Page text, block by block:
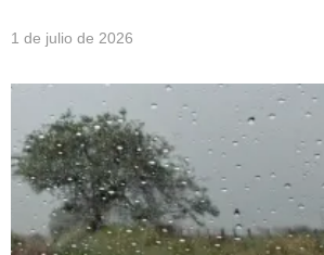
1 de julio de 2026